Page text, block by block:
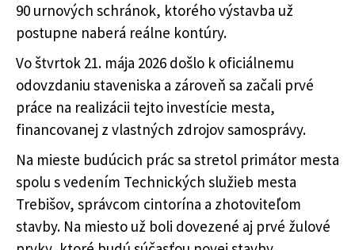
90 urnových schránok, ktorého výstavba už
postupne naberá reálne kontúry.
Vo štvrtok 21. mája 2026 došlo k oficiálnemu
odovzdaniu staveniska a zároveň sa začali prvé
práce na realizácii tejto investície mesta,
financovanej z vlastných zdrojov samosprávy.
Na mieste budúcich prác sa stretol primátor mesta
spolu s vedením Technických služieb mesta
Trebišov, správcom cintorína a zhotoviteľom
stavby. Na miesto už boli dovezené aj prvé žulové